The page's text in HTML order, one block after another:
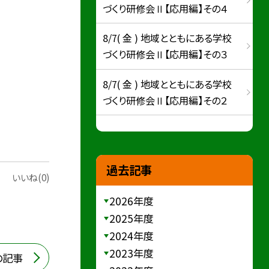
いいね(0)
事
づくり研修会Ⅱ【応用編】その４
8/7( 金 ) 地域とともにある学校
づくり研修会Ⅱ【応用編】その３
8/7( 金 ) 地域とともにある学校
づくり研修会Ⅱ【応用編】その２
過去記事
2026年度
2025年度
2024年度
2023年度